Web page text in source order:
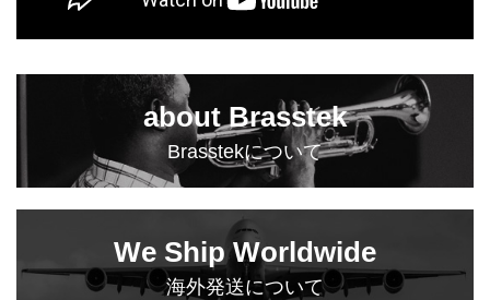
about Brasstek
Brasstekについて
We Ship Worldwide
海外発送について